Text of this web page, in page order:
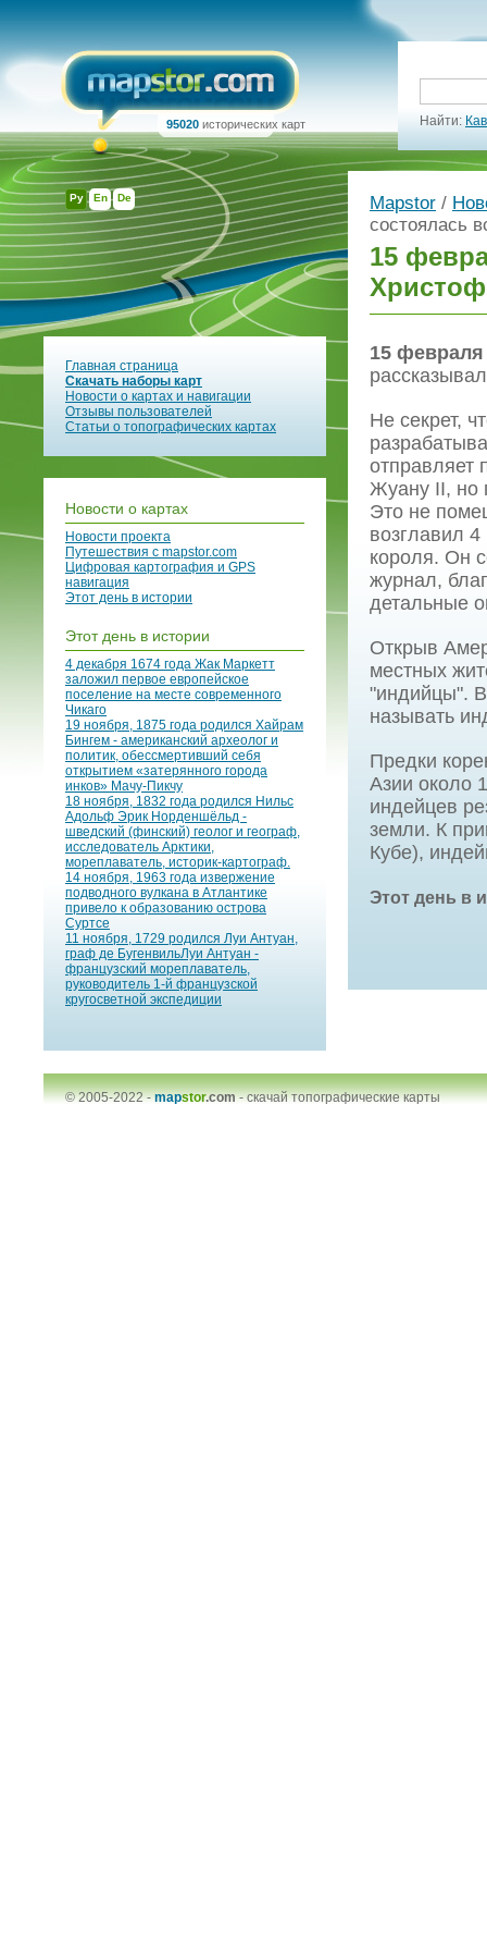
Ру En De
95020 исторических карт Найти:
Главная страница
Скачать наборы карт
Новости о картах и навигации
Отзывы пользователей
Статьи о топографических картах
Новости о картах
Новости проекта
Путешествия с mapstor.com
Цифровая картография и GPS
навигация
Этот день в истории
Этот день в истории
4 декабря 1674 года Жак Маркетт
заложил первое европейское
поселение на месте современного
Чикаго
19 ноября, 1875 года родился Хайрам
Бингем - американский археолог и
политик, обессмертивший себя
открытием «затерянного города
инков» Мачу-Пикчу
18 ноября, 1832 года родился Нильс
Адольф Эрик Норденшёльд -
шведский (финский) геолог и географ,
исследователь Арктики,
мореплаватель, историк-картограф.
14 ноября, 1963 года извержение
подводного вулкана в Атлантике
привело к образованию острова
Суртсе
11 ноября, 1729 родился Луи Антуан,
граф де БугенвильЛуи Антуан -
французский мореплаватель,
руководитель 1-й французской
кругосветной экспедиции
Mapstor /
состоялась
15
15 февраля
Не секрет,
отправляет
Жуану II, но
Это не
возглавил 4
короля. Он
журнал,
детальные
Открыв
местных
"индийцы". В
называть
Предки
Азии около
индейцев
земли. К
Кубе),
Этот день в
© 2005-2022 -mapstor.com-скачай топографические карты